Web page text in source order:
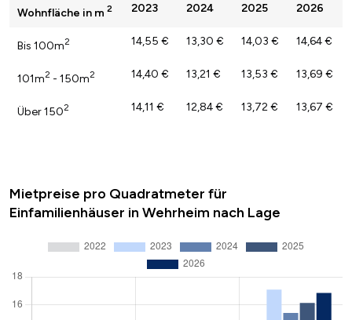
Wohnfläche in m 2 2023 2024 2025 2026
Bis 100m2 14,55 € 13,30 € 14,03 € 14,64 €
101m2 - 150m2 14,40 € 13,21 € 13,53 € 13,69 €
Über 1502 14,11 € 12,84 € 13,72 € 13,67 €
Mietpreise pro Quadratmeter für
Einfamilienhäuser in Wehrheim nach Lage